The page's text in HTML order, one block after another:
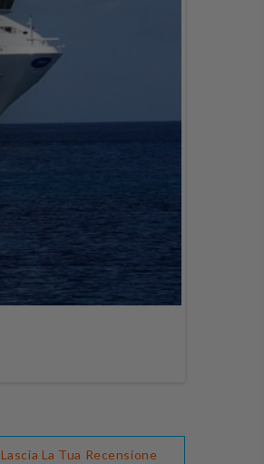
Lascia La Tua Recensione